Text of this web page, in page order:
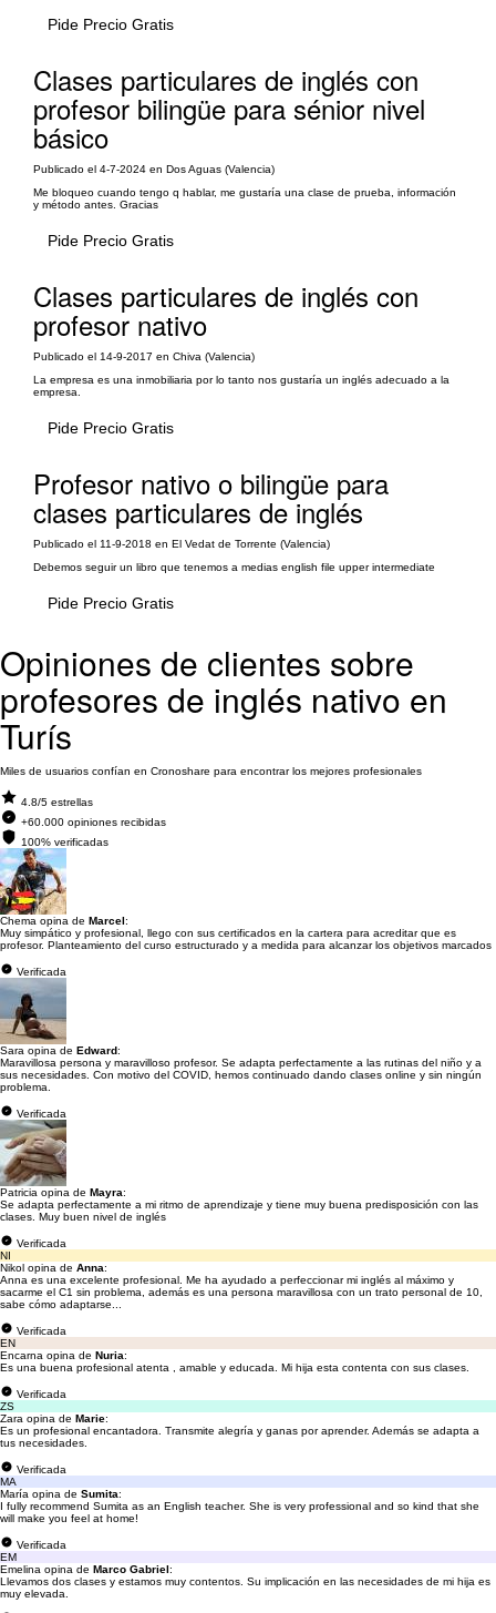
Pide Precio Gratis
Clases particulares de inglés con
profesor bilingüe para sénior nivel
básico
Publicado el 4-7-2024 en Dos Aguas (Valencia)
Me bloqueo cuando tengo q hablar, me gustaría una clase de prueba, información
y método antes. Gracias
Pide Precio Gratis
Clases particulares de inglés con
profesor nativo
Publicado el 14-9-2017 en Chiva (Valencia)
La empresa es una inmobiliaria por lo tanto nos gustaría un inglés adecuado a la
empresa.
Pide Precio Gratis
Profesor nativo o bilingüe para
clases particulares de inglés
Publicado el 11-9-2018 en El Vedat de Torrente (Valencia)
Debemos seguir un libro que tenemos a medias english file upper intermediate
Pide Precio Gratis
Opiniones de clientes sobre
profesores de inglés nativo en
Turís
Miles de usuarios confían en Cronoshare para encontrar los mejores profesionales
4.8/5 estrellas
+60.000 opiniones recibidas
100% verificadas
Chema opina de Marcel:
Muy simpático y profesional, llego con sus certificados en la cartera para acreditar que es
profesor. Planteamiento del curso estructurado y a medida para alcanzar los objetivos marcados
Verificada
Sara opina de Edward:
Maravillosa persona y maravilloso profesor. Se adapta perfectamente a las rutinas del niño y a
sus necesidades. Con motivo del COVID, hemos continuado dando clases online y sin ningún
problema.
Verificada
Patricia opina de Mayra:
Se adapta perfectamente a mi ritmo de aprendizaje y tiene muy buena predisposición con las
clases. Muy buen nivel de inglés
Verificada
NI
Nikol opina de Anna:
Anna es una excelente profesional. Me ha ayudado a perfeccionar mi inglés al máximo y
sacarme el C1 sin problema, además es una persona maravillosa con un trato personal de 10,
sabe cómo adaptarse...
Verificada
EN
Encarna opina de Nuria:
Es una buena profesional atenta , amable y educada. Mi hija esta contenta con sus clases.
Verificada
ZS
Zara opina de Marie:
Es un profesional encantadora. Transmite alegría y ganas por aprender. Además se adapta a
tus necesidades.
Verificada
MA
María opina de Sumita:
I fully recommend Sumita as an English teacher. She is very professional and so kind that she
will make you feel at home!
Verificada
EM
Emelina opina de Marco Gabriel:
Llevamos dos clases y estamos muy contentos. Su implicación en las necesidades de mi hija es
muy elevada.